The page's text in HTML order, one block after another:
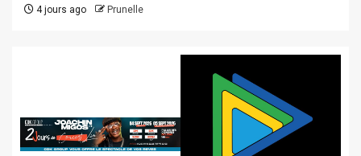
4 jours ago Prunelle